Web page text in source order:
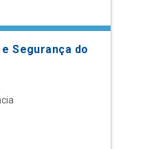
Segurança do